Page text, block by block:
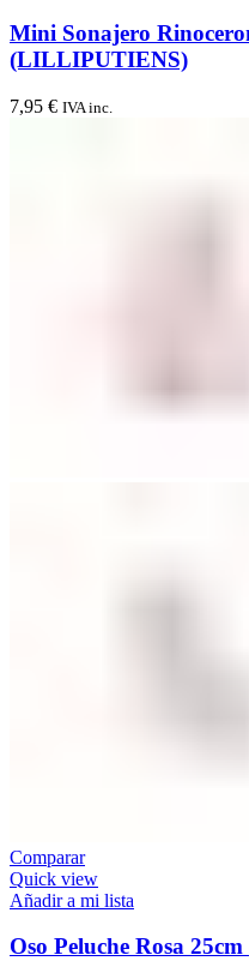
Mini Sonajero
(LILLIPUTIENS)
7,95 € IVA inc.
Comparar
Quick view
Añadir a mi lista
Oso Peluche Rosa